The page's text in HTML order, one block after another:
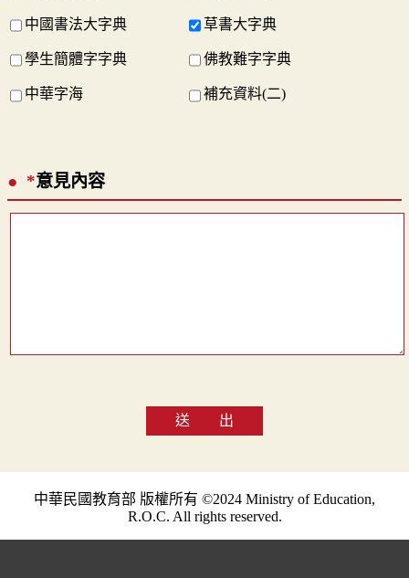
中國書法大字典 草書大字典
學生簡體字字典 佛教難字字典
中華字海 補充資料(二)
*意見內容
送 出
中華民國教育部 版權所有 ©2024 Ministry of Education,
R.O.C. All rights reserved.